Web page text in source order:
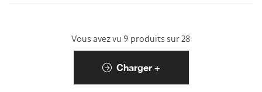
Vous avez vu 9 produits sur 28
Charger +